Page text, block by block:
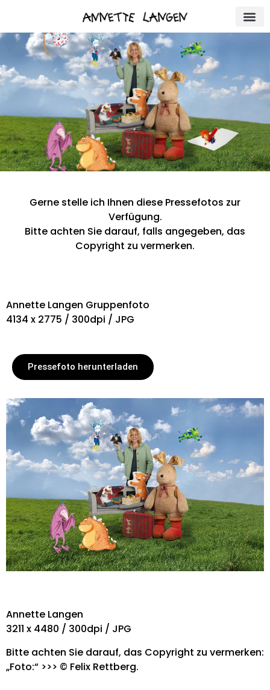
Presse-
Seite
Gerne stelle ich Ihnen diese Pressefotos zur
Verfügung.
Bitte achten Sie darauf, falls angegeben, das
Copyright zu vermerken.
Annette Langen Gruppenfoto
4134 x 2775 / 300dpi / JPG
Pressefoto herunterladen
Annette Langen
3211 x 4480 / 300dpi / JPG
Bitte achten Sie darauf, das Copyright zu vermerken:
„Foto:“ >>> © Felix Rettberg.